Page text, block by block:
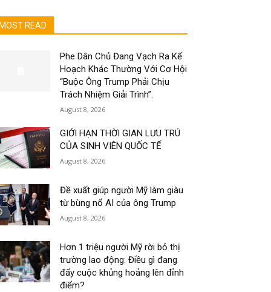
MOST READ
Phe Dân Chủ Đang Vạch Ra Kế
Hoạch Khác Thường Với Cơ Hội
“Buộc Ông Trump Phải Chịu
Trách Nhiệm Giải Trình”.
August 8, 2026
GIỚI HẠN THỜI GIAN LƯU TRÚ
CỦA SINH VIÊN QUỐC TẾ
August 8, 2026
Đề xuất giúp người Mỹ làm giàu
từ bùng nổ AI của ông Trump
August 8, 2026
Hơn 1 triệu người Mỹ rời bỏ thị
trường lao động: Điều gì đang
đẩy cuộc khủng hoảng lên đỉnh
điểm?